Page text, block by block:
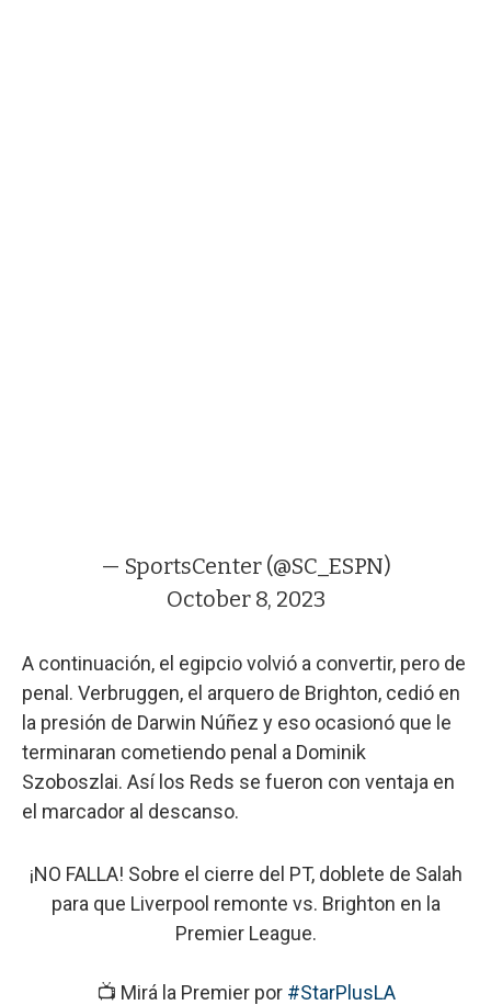
— SportsCenter (@SC_ESPN)
October 8, 2023
A continuación, el egipcio volvió a convertir, pero de
penal. Verbruggen, el arquero de Brighton, cedió en
la presión de Darwin Núñez y eso ocasionó que le
terminaran cometiendo penal a Dominik
Szoboszlai. Así los Reds se fueron con ventaja en
el marcador al descanso.
¡NO FALLA! Sobre el cierre del PT, doblete de Salah
para que Liverpool remonte vs. Brighton en la
Premier League.
📺 Mirá la Premier por #StarPlusLA